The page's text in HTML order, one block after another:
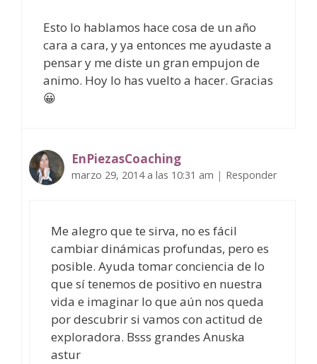
Esto lo hablamos hace cosa de un año
cara a cara, y ya entonces me ayudaste a
pensar y me diste un gran empujon de
animo. Hoy lo has vuelto a hacer. Gracias
😀
EnPiezasCoaching
marzo 29, 2014 a las 10:31 am | Responder
Me alegro que te sirva, no es fácil
cambiar dinámicas profundas, pero es
posible. Ayuda tomar conciencia de lo
que sí tenemos de positivo en nuestra
vida e imaginar lo que aún nos queda
por descubrir si vamos con actitud de
exploradora. Bsss grandes Anuska
astur